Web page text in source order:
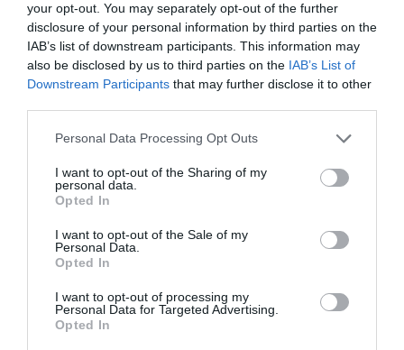
your opt-out. You may separately opt-out of the further
disclosure of your personal information by third parties on the
IAB’s list of downstream participants. This information may
also be disclosed by us to third parties on the IAB’s List of
Downstream Participants that may further disclose it to other
Personal Data Processing Opt Outs
I want to opt-out of the Sharing of my
personal data.
Opted In
I want to opt-out of the Sale of my
Personal Data.
Opted In
I want to opt-out of processing my
Personal Data for Targeted Advertising.
Opted In
ΜΠΑΛΑ
Η αλήθεια για τον Ετιέν Καμαρά